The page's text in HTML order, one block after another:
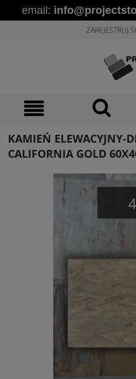
email:
ZAREJESTRUJ
KAMIEŃ ELEWACYJNY-
CALIFORNIA GOLD